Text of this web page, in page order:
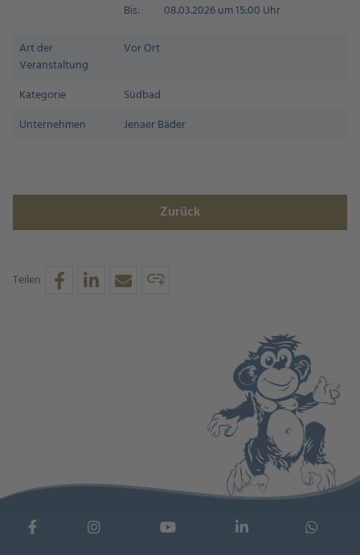
Bis:
08.03.2026 um 15:00 Uhr
Art der
Veranstaltung
Vor Ort
Kategorie
Südbad
Unternehmen
Jenaer Bäder
Zurück
Teilen